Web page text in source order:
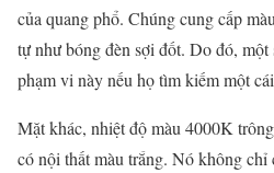
của quang phổ. Chúng cung cấp
tự như bóng đèn sợi đốt. Do đó,
phạm vi này nếu họ tìm kiếm một
Mặt khác, nhiệt độ màu 4000K
có nội thất màu trắng. Nó không chỉ